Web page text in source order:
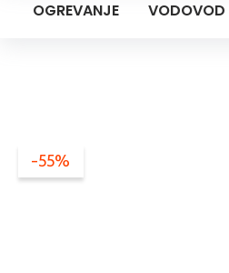
OGREVANJE VODOVOD
-55%